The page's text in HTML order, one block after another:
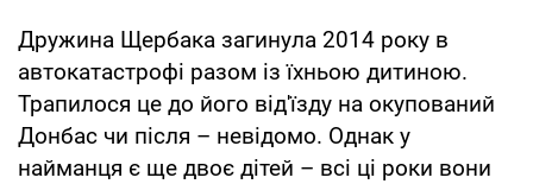
Дружина Щербака загинула 2014 року в
автокатастрофі разом із їхньою дитиною.
Трапилося це до його від'їзду на окупований
Донбас чи після – невідомо. Однак у
найманця є ще двоє дітей – всі ці роки вони